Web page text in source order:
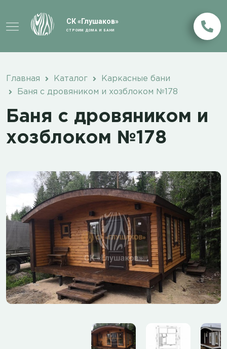
СК «Глушаков»
СТРОИМ ДОМА И БАНИ
Главная Каталог
Каркасные бани
Баня с дровяником и хозблоком №178
Баня с дровяником и
хозблоком №178